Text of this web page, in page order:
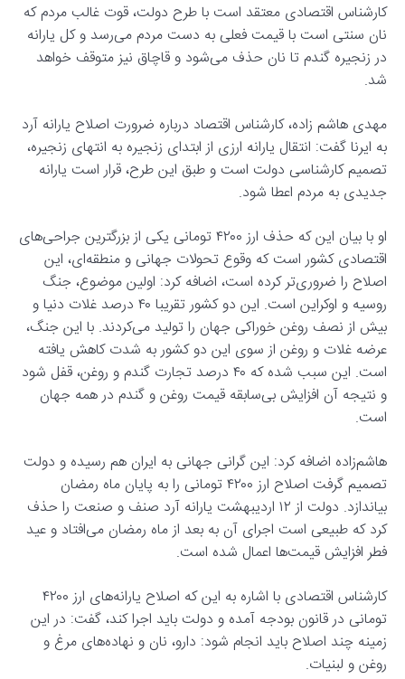
کارشناس اقتصادی معتقد است با طرح دولت، قوت غالب مردم که
نان سنتی است با قیمت فعلی به دست مردم می‌رسد و کل یارانه
در زنجیره گندم تا نان حذف می‌شود و قاچاق نیز متوقف خواهد
شد.
مهدی هاشم زاده، کارشناس اقتصاد درباره ضرورت اصلاح یارانه آرد
به ایرنا گفت: انتقال یارانه ارزی از ابتدای زنجیره به انتهای زنجیره،
تصمیم کارشناسی دولت است و طبق این طرح، قرار است یارانه
جدیدی به مردم اعطا شود.
او با بیان این که حذف ارز ۴۲۰۰ تومانی یکی از بزرگترین جراحی‌های
اقتصادی کشور است که وقوع تحولات جهانی و منطقه‌ای، این
اصلاح را ضروری‌تر کرده است، اضافه کرد: اولین موضوع، جنگ
روسیه و اوکراین است. این دو کشور تقریبا ۴۰ درصد غلات دنیا و
بیش از نصف روغن خوراکی جهان را تولید می‌کردند. با این جنگ،
عرضه غلات و روغن از سوی این دو کشور به شدت کاهش یافته
است. این سبب شده که ۴۰ درصد تجارت گندم و روغن، قفل شود
و نتیجه آن افزایش بی‌سابقه قیمت روغن و گندم در همه جهان
است.
هاشم‌زاده اضافه کرد:‌ این گرانی جهانی به ایران هم رسیده و دولت
تصمیم گرفت اصلاح ارز ۴۲۰۰ تومانی را به پایان ماه رمضان
بیاندازد. دولت از ۱۲ اردیبهشت یارانه آرد صنف و صنعت را حذف
کرد که طبیعی است اجرای آن به بعد از ماه رمضان می‌افتاد و عید
فطر افزایش قیمت‌ها اعمال شده است.
کارشناس اقتصادی با اشاره به این که اصلاح یارانه‌های ارز ۴۲۰۰
تومانی در قانون بودجه آمده و دولت باید اجرا کند، گفت: در این
زمینه چند اصلاح باید انجام شود: دارو، نان و نهاده‌های مرغ و
روغن و لبنیات.